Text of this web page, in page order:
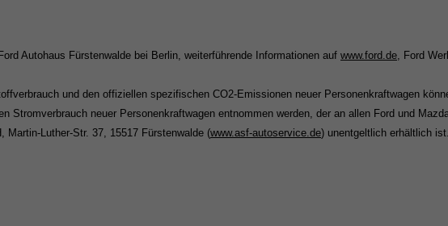
Autohaus Fürstenwalde bei Berlin, weiterführende Informationen auf www.ford.de , Ford
und den offiziellen spezifischen CO2-Emissionen neuer Personenkraftwagen
Stromverbrauch neuer Personenkraftwagen entnommen werden, der an allen Ford und
Martin-Luther-Str. 37, 15517 Fürstenwalde (www.asf-autoservice.de) unentgeltlich erhältlich ist.